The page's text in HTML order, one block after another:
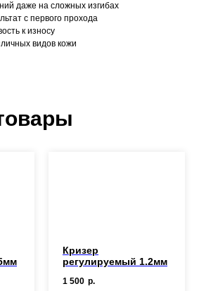
даже на сложных изгибах
с первого прохода
к износу
видов кожи
Кризер
регулируемый 1.2мм
1 500 р.